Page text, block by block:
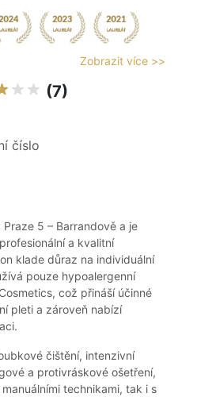
Zobrazit více >>
(7)
číslo
Praze 5 – Barrandově a je
a kvalitní
klade důraz na individuální
pouze hypoalergenní
což přináší účinné
pleti a zároveň nabízí
čištění, intenzivní
a protivráskové ošetření,
technikami, tak i s